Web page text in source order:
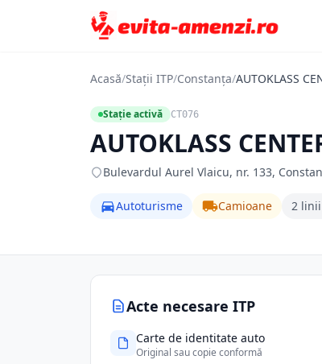
Acasă/Stații ITP/Constanța/AUTOKLASS
Stație activă CT076
AUTOKLASS
Bulevardul Aurel Vlaicu, nr. 133,
Autoturisme Camioane 2 linii
Acte necesare ITP
Carte de identitate auto
Original sau copie conformă